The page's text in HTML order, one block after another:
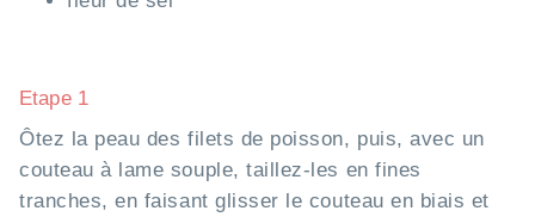
Etape 1
Ôtez la peau des filets de poisson, puis, avec un
couteau à lame souple, taillez-les en fines
tranches, en faisant glisser le couteau en biais et